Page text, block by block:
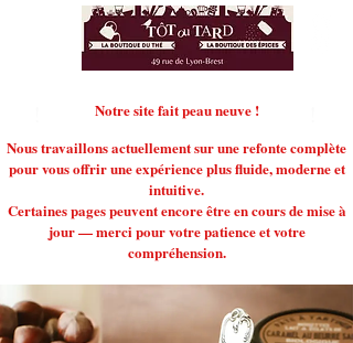
Nous travaillons actuellement sur une refonte complète
pour vous offrir une expérience plus fluide, moderne et
intuitive.
Certaines pages peuvent encore être en cours de mise à
jour — merci pour votre patience et votre
compréhension.
Notre site fait peau neuve !